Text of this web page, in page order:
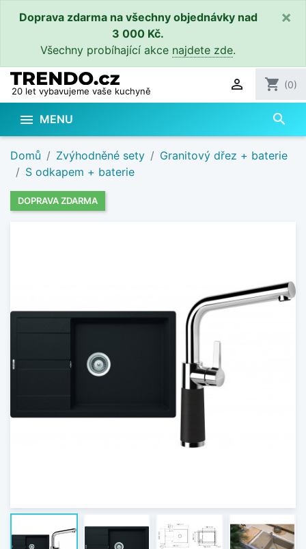
Doprava zdarma na všechny objednávky nad
3 000 Kč.
Všechny probíhající akce najdete zde.
×
20 let vybavujeme vaše kuchyně  shopping_cart (0)
 MENU search
Domů Zvýhodněné sety
Granitový dřez + baterie
S odkapem + baterie
DOPRAVA ZDARMA